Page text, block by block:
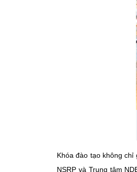
Khóa đào tạo không
NSRP và Trung tâm